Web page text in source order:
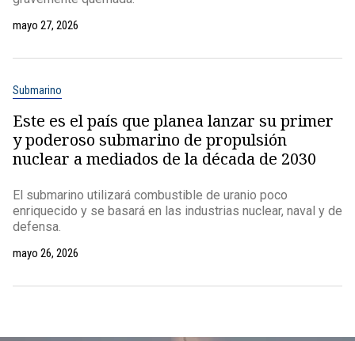
mayo 27, 2026
Submarino
Este es el país que planea lanzar su primer
y poderoso submarino de propulsión
nuclear a mediados de la década de 2030
El submarino utilizará combustible de uranio poco
enriquecido y se basará en las industrias nuclear, naval y de
defensa.
mayo 26, 2026